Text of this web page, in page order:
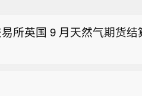
所英国 9 月天然气期货结